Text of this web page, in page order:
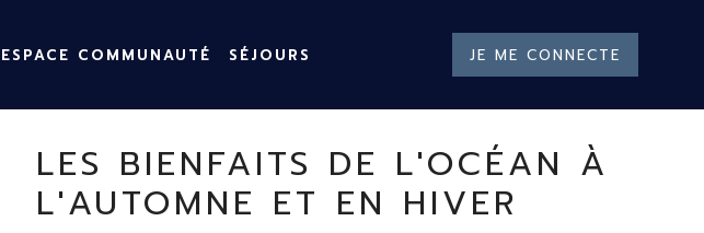
COMMUNAUTÉ SÉJOURS JE ME CONNECTE
LES BIENFAITS DE L'OCÉAN À
L'AUTOMNE ET EN HIVER